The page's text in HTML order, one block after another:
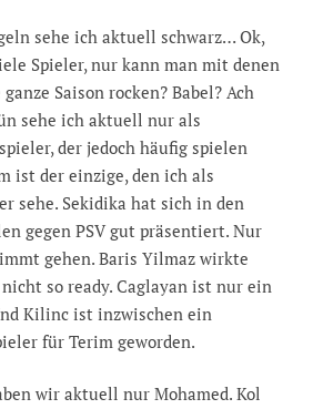
sehe ich aktuell schwarz… Ok,
Spieler, nur kann man mit denen
Saison rocken? Babel? Ach
sehe ich aktuell nur als
der jedoch häufig spielen
ist der einzige, den ich als
sehe. Sekidika hat sich in den
gegen PSV gut präsentiert. Nur
gehen. Baris Yilmaz wirkte
so ready. Caglayan ist nur ein
Kilinc ist inzwischen ein
für Terim geworden.
wir aktuell nur Mohamed. Kol